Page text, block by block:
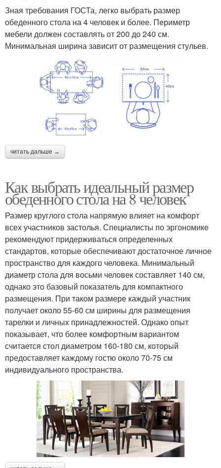
Зная требования ГОСТа, легко выбрать размер
обеденного стола на 4 человек и более. Периметр
мебели должен составлять от 200 до 240 см.
Минимальная ширина зависит от размещения стульев.
читать дальше →
Как выбрать идеальный размер
обеденного стола на 8 человек
Размер круглого стола напрямую влияет на комфорт
всех участников застолья. Специалисты по эргономике
рекомендуют придерживаться определенных
стандартов, которые обеспечивают достаточное личное
пространство для каждого человека. Минимальный
диаметр стола для восьми человек составляет 140 см,
однако это базовый показатель для компактного
размещения. При таком размере каждый участник
получает около 55-60 см ширины для размещения
тарелки и личных принадлежностей. Однако опыт
показывает, что более комфортным вариантом
считается стол диаметром 160-180 см, который
предоставляет каждому гостю около 70-75 см
индивидуального пространства.